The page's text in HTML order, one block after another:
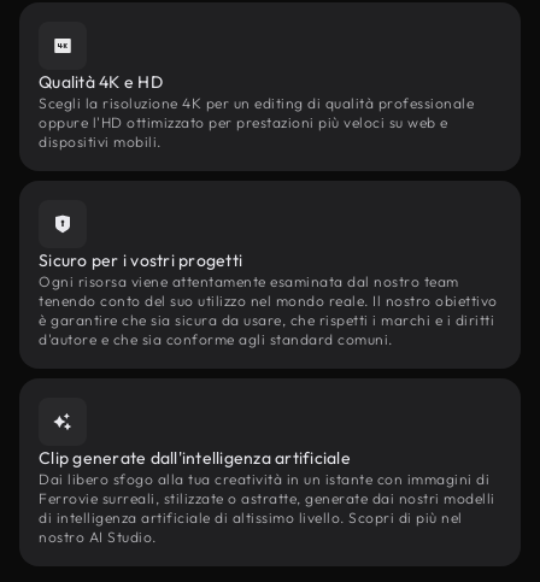
Qualità 4K e HD
Scegli la risoluzione 4K per un editing di qualità professionale
oppure l'HD ottimizzato per prestazioni più veloci su web e
dispositivi mobili.
Sicuro per i vostri progetti
Ogni risorsa viene attentamente esaminata dal nostro team
tenendo conto del suo utilizzo nel mondo reale. Il nostro obiettivo
è garantire che sia sicura da usare, che rispetti i marchi e i diritti
d'autore e che sia conforme agli standard comuni.
Clip generate dall'intelligenza artificiale
Dai libero sfogo alla tua creatività in un istante con immagini di
Ferrovie surreali, stilizzate o astratte, generate dai nostri modelli
di intelligenza artificiale di altissimo livello. Scopri di più nel
nostro AI Studio.